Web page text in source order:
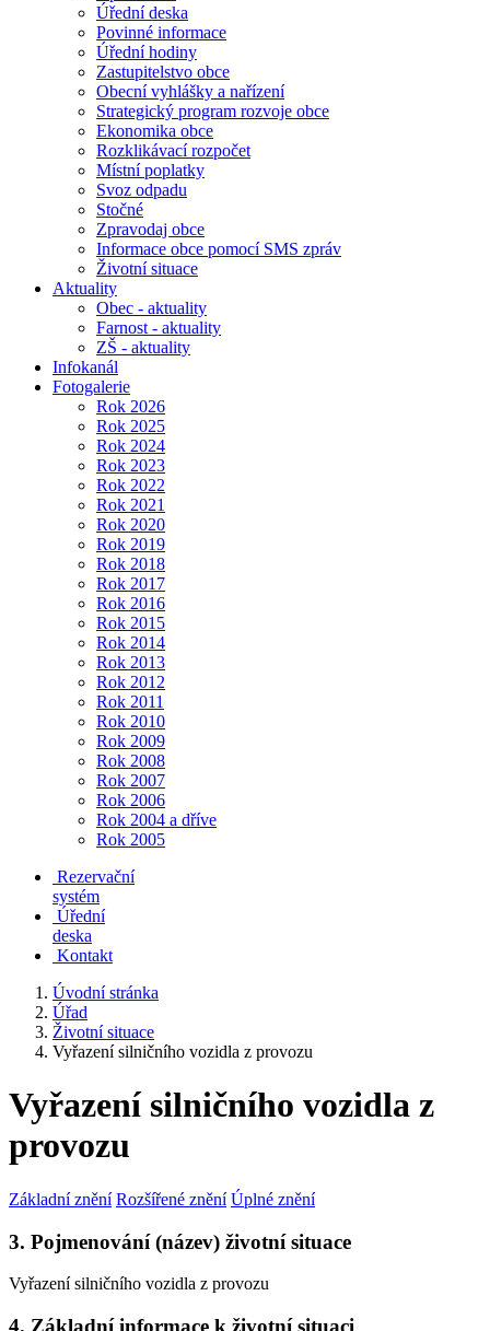
Úřední deska
Povinné informace
Úřední hodiny
Zastupitelstvo obce
Obecní vyhlášky a nařízení
Strategický program rozvoje obce
Ekonomika obce
Rozklikávací rozpočet
Místní poplatky
Svoz odpadu
Stočné
Zpravodaj obce
Informace obce pomocí SMS zpráv
Životní situace
Aktuality
Obec - aktuality
Farnost - aktuality
ZŠ - aktuality
Infokanál
Fotogalerie
Rok 2026
Rok 2025
Rok 2024
Rok 2023
Rok 2022
Rok 2021
Rok 2020
Rok 2019
Rok 2018
Rok 2017
Rok 2016
Rok 2015
Rok 2014
Rok 2013
Rok 2012
Rok 2011
Rok 2010
Rok 2009
Rok 2008
Rok 2007
Rok 2006
Rok 2004 a dříve
Rok 2005
Rezervační
systém
Úřední
deska
Kontakt
Úvodní stránka
Úřad
Životní situace
Vyřazení silničního vozidla z provozu
Vyřazení silničního vozidla z
provozu
Základní znění Rozšířené znění Úplné znění
3. Pojmenování (název) životní situace
Vyřazení silničního vozidla z provozu
4. Základní informace k životní situaci